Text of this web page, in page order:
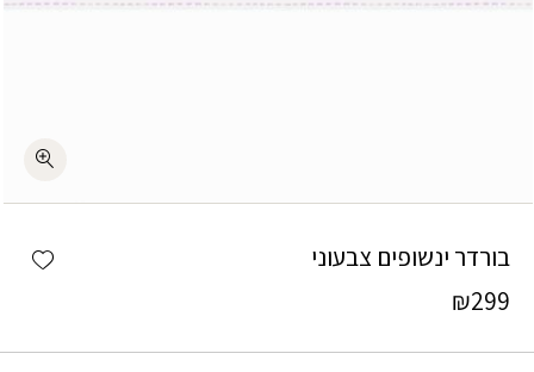
בורדר ינשופים צבעוני
₪299